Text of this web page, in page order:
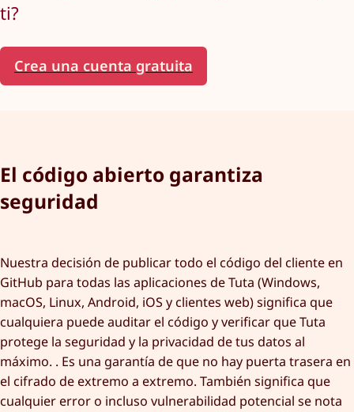
ti?
Crea una cuenta gratuita
El código abierto garantiza
seguridad
Nuestra decisión de publicar todo el código del cliente en
GitHub para todas las aplicaciones de Tuta (Windows,
macOS, Linux, Android, iOS y clientes web) significa que
cualquiera puede auditar el código y verificar que Tuta
protege la seguridad y la privacidad de tus datos al
máximo. . Es una garantía de que no hay puerta trasera en
el cifrado de extremo a extremo. También significa que
cualquier error o incluso vulnerabilidad potencial se nota